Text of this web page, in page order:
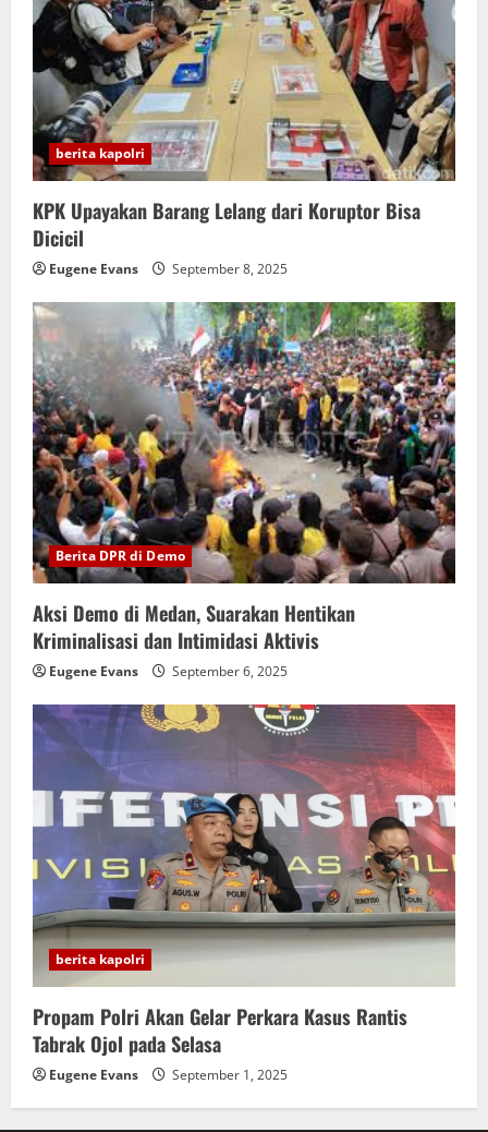
berita kapolri
KPK Upayakan Barang Lelang dari Koruptor Bisa
Dicicil
Eugene Evans September 8, 2025
Berita DPR di Demo
Aksi Demo di Medan, Suarakan Hentikan
Kriminalisasi dan Intimidasi Aktivis
Eugene Evans September 6, 2025
berita kapolri
Propam Polri Akan Gelar Perkara Kasus Rantis
Tabrak Ojol pada Selasa
Eugene Evans September 1, 2025